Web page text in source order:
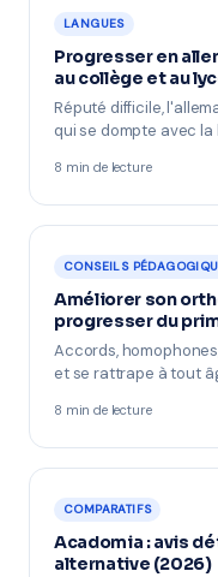
LANGUES
Progresser en
au collège et au
Réputé difficile,
qui se dompte avec
8 min de lecture
CONSEILS
Améliorer son
progresser du
Accords,
et se rattrape à tout
8 min de lecture
COMPARATIFS
Acadomia : avis
alternative (2026)